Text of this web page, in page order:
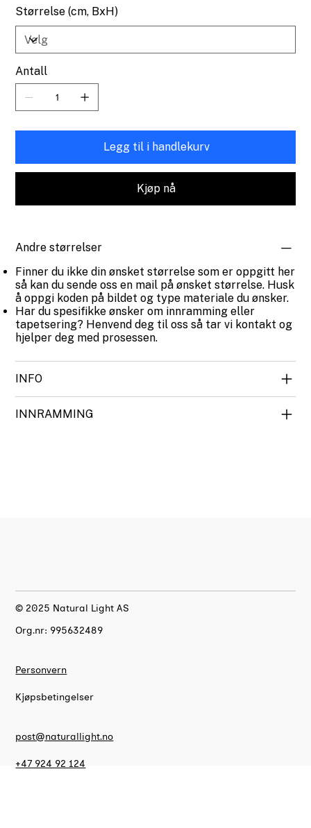
Størrelse (cm, BxH)
Antall
Legg til i handlekurv
Kjøp nå
Andre størrelser
Finner du ikke din ønsket størrelse som er oppgitt her
så kan du sende oss en mail på ønsket størrelse. Husk
å oppgi koden på bildet og type materiale du ønsker.
Har du spesifikke ønsker om innramming eller
tapetsering? Henvend deg til oss så tar vi kontakt og
hjelper deg med prosessen.
INFO
INNRAMMING
© 2025 Natural Light AS
Org.nr: 995632489
Personvern
Kjøpsbetingelser
post@naturallight.no
+47 924 92 124